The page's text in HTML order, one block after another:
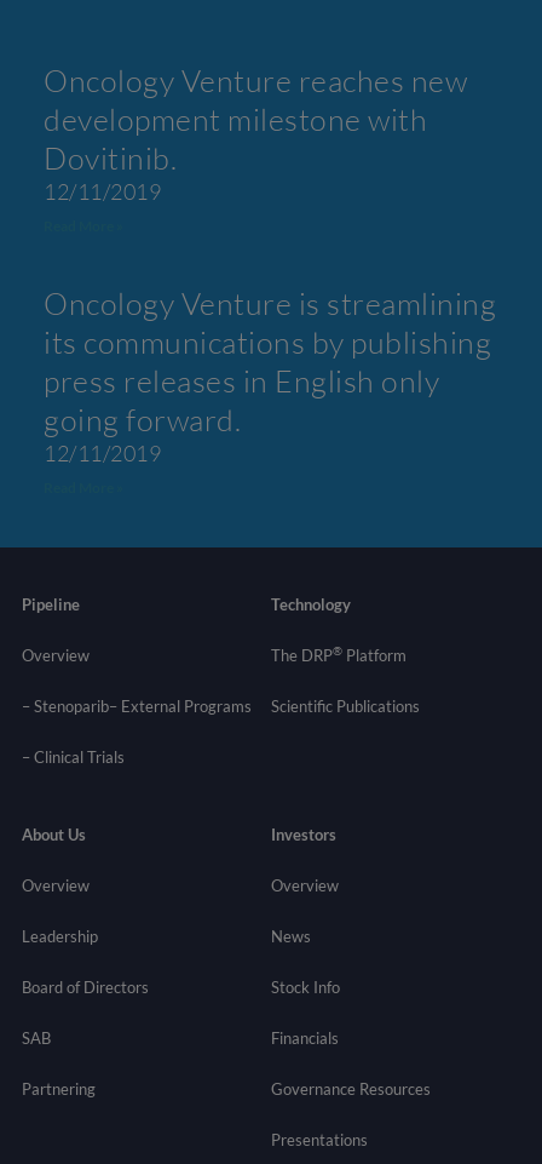
Oncology Venture reaches new
development milestone with
Dovitinib.
12/11/2019
Oncology Venture is streamlining
its communications by publishing
press releases in English only
going forward.
12/11/2019
Pipeline
Overview
– Stenoparib– External Programs
–Clinical Trials
Technology
The DRP® Platform
Scientific Publications
About Us
Overview
Leadership
Board of Directors
SAB
Partnering
Investors
Overview
News
Stock Info
Financials
Governance Resources
Presentations